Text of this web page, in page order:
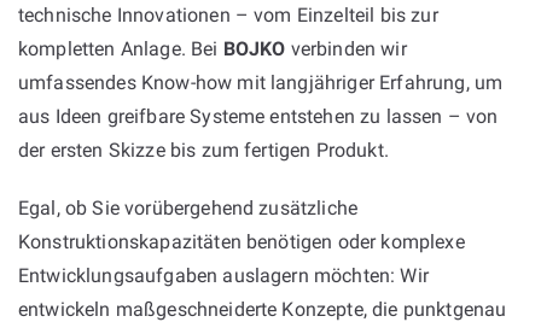
technische Innovationen – vom Einzelteil bis zur
kompletten Anlage. Bei BOJKO verbinden wir
umfassendes Know-how mit langjähriger Erfahrung, um
aus Ideen greifbare Systeme entstehen zu lassen – von
der ersten Skizze bis zum fertigen Produkt.
Egal, ob Sie vorübergehend zusätzliche
Konstruktionskapazitäten benötigen oder komplexe
Entwicklungsaufgaben auslagern möchten: Wir
entwickeln maßgeschneiderte Konzepte, die punktgenau